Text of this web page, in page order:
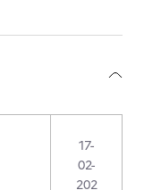
17-
02-
202